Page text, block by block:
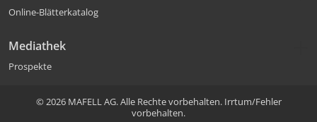
Online-Blätterkatalog
Mediathek
Prospekte
© 2026 MAFELL AG. Alle Rechte vorbehalten. Irrtum/Fehler
vorbehalten.